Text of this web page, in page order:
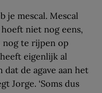
je mescal. Mescal
niet nog eens,
nog te rijpen op
eigenlijk al
de agave aan het
Jorge. ‘Soms dus